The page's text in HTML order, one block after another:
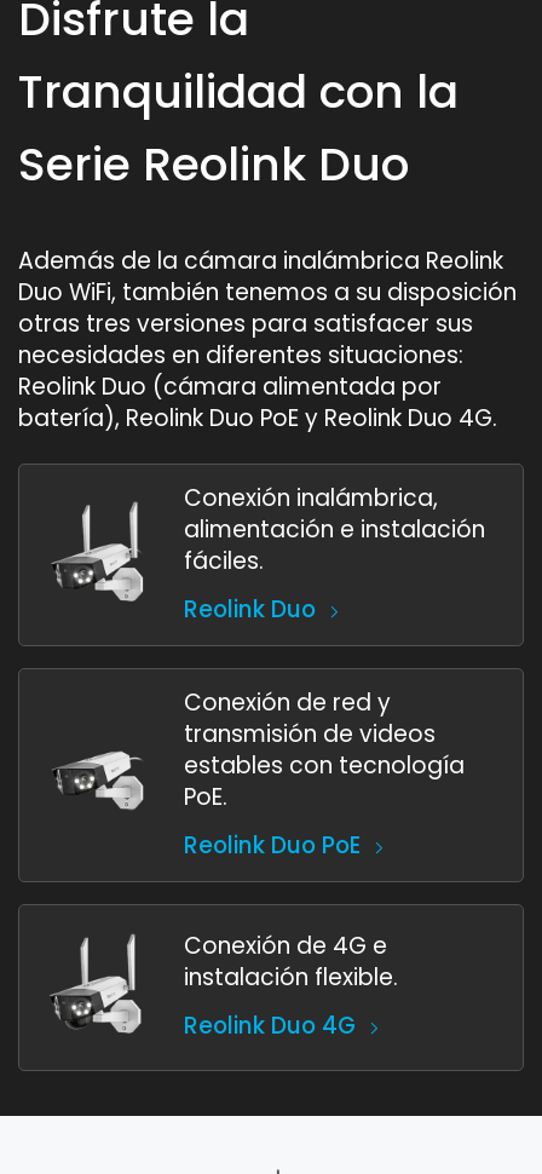
Disfrute la
Tranquilidad con la
Serie Reolink Duo
Además de la cámara inalámbrica Reolink
Duo WiFi, también tenemos a su disposición
otras tres versiones para satisfacer sus
necesidades en diferentes situaciones:
Reolink Duo (cámara alimentada por
batería), Reolink Duo PoE y Reolink Duo 4G.
Conexión inalámbrica,
alimentación e instalación
fáciles.
Reolink Duo
Conexión de red y
transmisión de videos
estables con tecnología
PoE.
Reolink Duo PoE
Conexión de 4G e
instalación flexible.
Reolink Duo 4G